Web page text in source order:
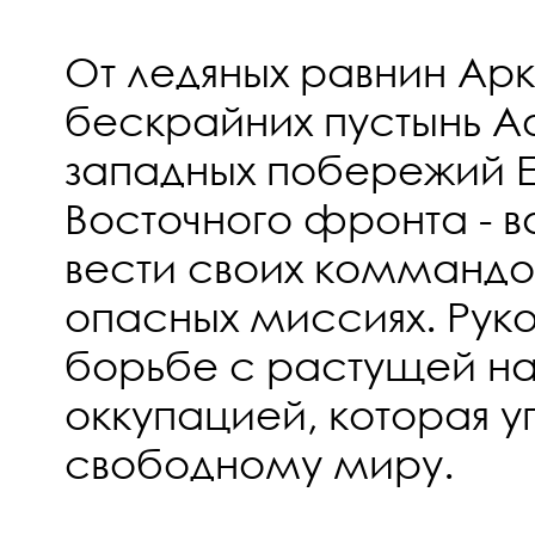
От ледяных равнин
бескрайних пустынь
западных побережий
Восточного фронта -
вести своих
опасных миссиях.
борьбе с растущей
оккупацией, которая
свободному миру.